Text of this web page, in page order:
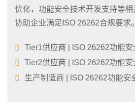
优化，功能安全技术开发支持等相
协助企业满足ISO 26262合规要求。
Tier1供应商 | ISO 26262功能安
Tier2供应商 | ISO 26262功能安
生产制造商 | ISO 26262功能安